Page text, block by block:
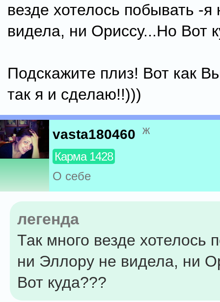
везде хотелось побывать -
видела, ни Ориссу...Но Вот
Подскажите плиз! Вот как
так я и сделаю!!)))
vasta180460 ж
Карма 1428
О себе
легенда
Так много везде хотелось
ни Эллору не видела, ни
Вот куда???